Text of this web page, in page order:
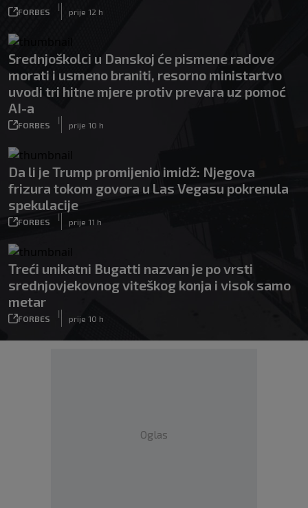
FORBES
|
prije 12 h
Srednjoškolci u Danskoj će pismene radove
morati i usmeno braniti, resorno ministartvo
uvodi tri hitne mjere protiv prevara uz pomoć
AI-a
FORBES
|
prije 10 h
Da li je Trump promijenio imidž: Njegova
frizura tokom govora u Las Vegasu pokrenula
spekulacije
FORBES
|
prije 11 h
Treći unikatni Bugatti nazvan je po vrsti
srednjovjekovnog viteškog konja i visok samo
metar
FORBES
|
prije 10 h
Oglas